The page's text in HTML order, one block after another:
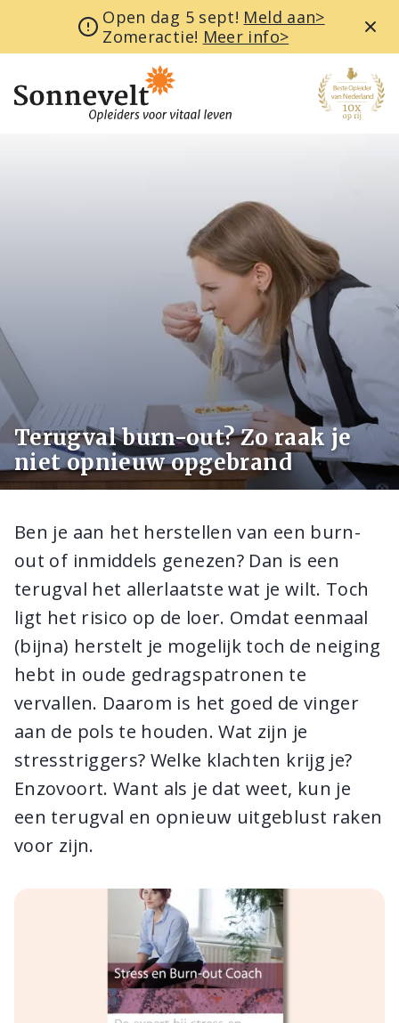
Open dag 5 sept! Meld aan>
Zomeractie! Meer info>
Terugval burn-out? Zo raak je
niet opnieuw opgebrand
Ben je aan het herstellen van een burn-
out of inmiddels genezen? Dan is een
terugval het allerlaatste wat je wilt. Toch
ligt het risico op de loer. Omdat eenmaal
(bijna) herstelt je mogelijk toch de neiging
hebt in oude gedragspatronen te
vervallen. Daarom is het goed de vinger
aan de pols te houden. Wat zijn je
stresstriggers? Welke klachten krijg je?
Enzovoort. Want als je dat weet, kun je
een terugval en opnieuw uitgeblust raken
voor zijn.